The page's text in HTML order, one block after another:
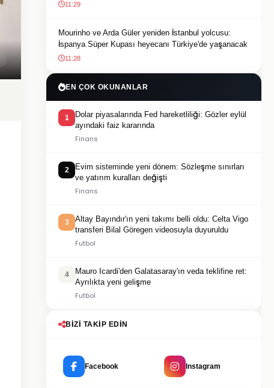
11:29
Mourinho ve Arda Güler yeniden İstanbul yolcusu:
İspanya Süper Kupası heyecanı Türkiye'de yaşanacak
11:28
EN ÇOK OKUNANLAR
1
Dolar piyasalarında Fed hareketliliği: Gözler eylül
ayındaki faiz kararında
Finans
2
Evim sisteminde yeni dönem: Sözleşme sınırları
ve yatırım kuralları değişti
Finans
3
Altay Bayındır'ın yeni takımı belli oldu: Celta Vigo
transferi Bilal Göregen videosuyla duyuruldu
Futbol
4
Mauro Icardi'den Galatasaray'ın veda teklifine ret:
Ayrılıkta yeni gelişme
Futbol
BIZI TAKIP EDIN
Facebook Instagram